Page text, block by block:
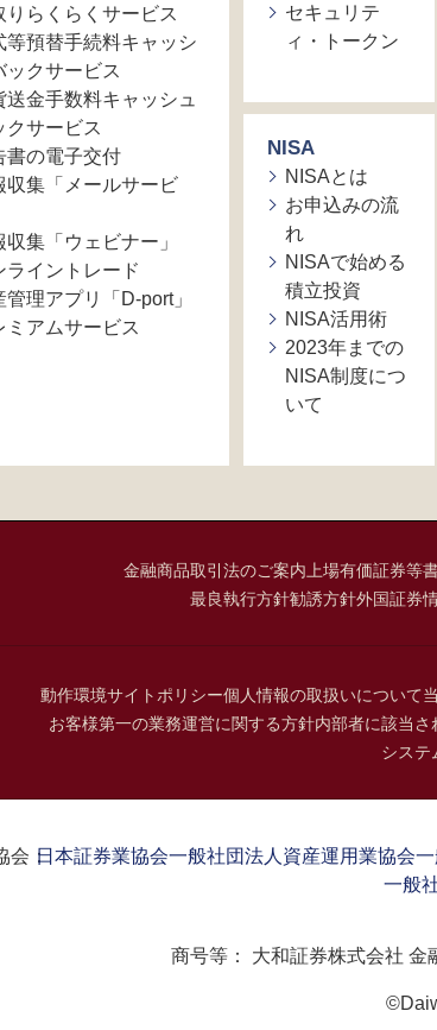
りらくらくサービス
等預替手続料キャッシ
ックサービス
送金手数料キャッシュ
クサービス
書の電子交付
収集「メールサービ
収集「ウェビナー」
ライントレード
管理アプリ「D-port」
ミアムサービス
セキュリテ
ィ・トークン
NISA
NISAとは
お申込みの流
れ
NISAで始める
積立投資
NISA活用術
2023年までの
NISA制度につ
いて
金融商品取引法のご案内 上場有価証券等
最良執行方針勧誘方針外国証券
動作環境サイトポリシー個人情報の取扱いについて
お客様第一の業務運営に関する方針内部者に該当
システ
会：日本証券業協会一般社団法人資産運用業協会
一般
商号等： 大和証券株式会社 金